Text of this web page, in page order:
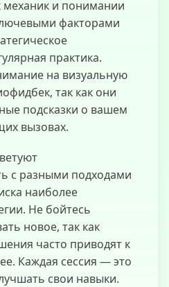
и понимании
факторами
практика.
на визуальную
так как они
подсказки о вашем
вызовах.
с разными подходами
наиболее
Не бойтесь
новое, так как
часто приводят к
Каждая сессия — это
свои навыки.